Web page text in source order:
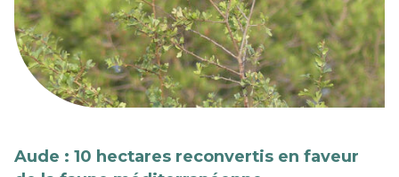
Aude : 10 hectares reconvertis en faveur